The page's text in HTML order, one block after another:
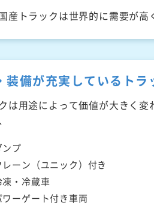
産トラックは世界的に需要が
装備が充実しているトラ
は用途によって価値が大きく
ンプ
レーン（ユニック）付き
凍・冷蔵車
ワーゲート付き車両